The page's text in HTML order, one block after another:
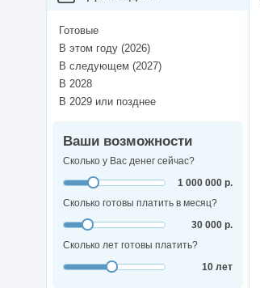
Готовые
В этом году (2026)
В следующем (2027)
В 2028
В 2029 или позднее
Ваши возможности
Сколько у Вас денег сейчас?
1 000 000 р.
Сколько готовы платить в месяц?
30 000 р.
Сколько лет готовы платить?
10 лет